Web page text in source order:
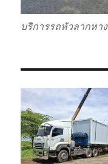
บริการรถหัวลากหา